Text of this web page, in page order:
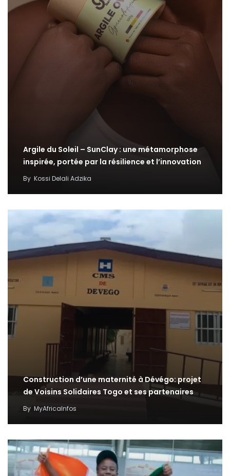
Argile du Soleil – SunClay : une métamorphose
inspirée, portée par la résilience et l’innovation
By Kossi Delali Adzika
Construction d’une maternité à Dévégo: projet
de Voisins Solidaires Togo et ses partenaires
By MyAfricaInfos